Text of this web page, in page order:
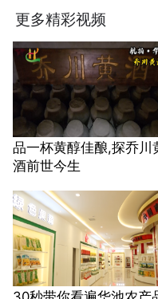
更多精彩视频
品一杯黄醇佳酿,探乔川
酒前世今生